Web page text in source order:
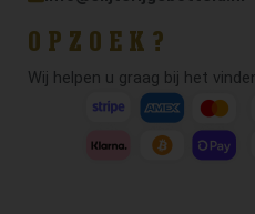
OPZOEK?
Wij helpen u graag bij het